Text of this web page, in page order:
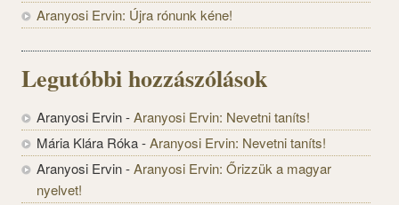
Aranyosi Ervin: Újra rónunk kéne!
Legutóbbi hozzászólások
Aranyosi Ervin-Aranyosi Ervin: Nevetni taníts!
Mária Klára Róka-Aranyosi Ervin: Nevetni taníts!
Aranyosi Ervin-Aranyosi Ervin: Őrizzük a magyar
nyelvet!